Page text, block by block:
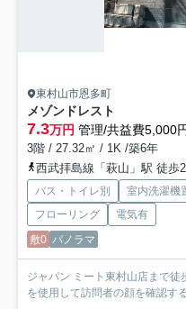
東村山市恩多町
メゾンドレスト
7.3万円 管理/共益費5,000
3階 / 27.32㎡ / 1K /築6年
西武拝島線「萩山」駅 徒歩
バス・トイレ別 室内洗濯機
フローリング
電気有
敷0 パノラマ
ジャパン ミート東村山店まで
を使用して訪問者の顔を確認す